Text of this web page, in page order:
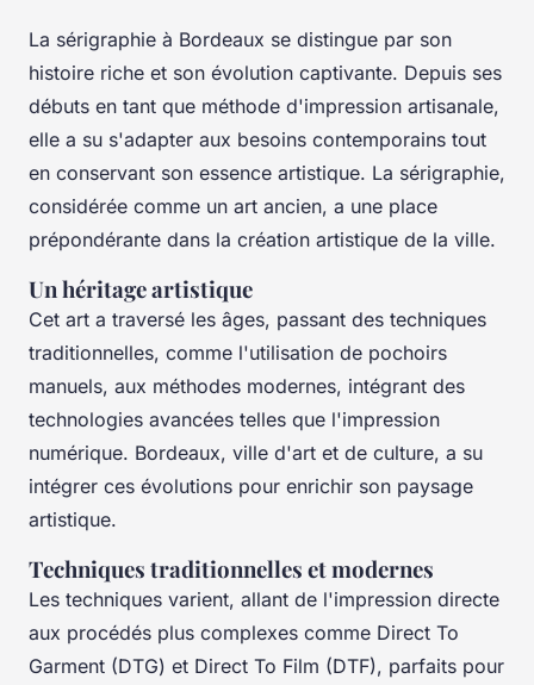
La sérigraphie à Bordeaux se distingue par son
histoire riche et son évolution captivante. Depuis ses
débuts en tant que méthode d'impression artisanale,
elle a su s'adapter aux besoins contemporains tout
en conservant son essence artistique. La sérigraphie,
considérée comme un art ancien, a une place
prépondérante dans la création artistique de la ville.
Un héritage artistique
Cet art a traversé les âges, passant des techniques
traditionnelles, comme l'utilisation de pochoirs
manuels, aux méthodes modernes, intégrant des
technologies avancées telles que l'impression
numérique. Bordeaux, ville d'art et de culture, a su
intégrer ces évolutions pour enrichir son paysage
artistique.
Techniques traditionnelles et modernes
Les techniques varient, allant de l'impression directe
aux procédés plus complexes comme Direct To
Garment (DTG) et Direct To Film (DTF), parfaits pour